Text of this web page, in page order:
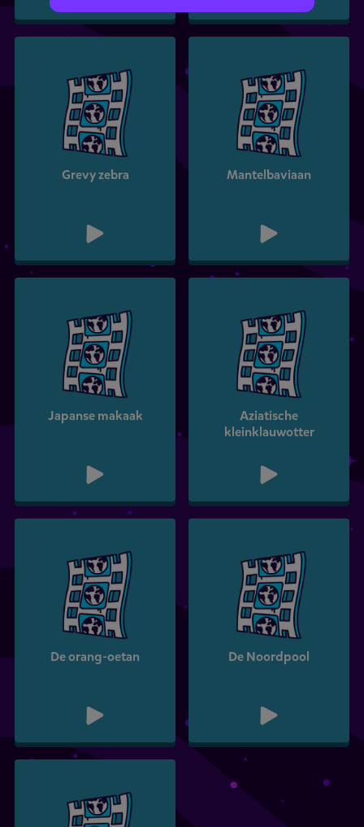
Grevy zebra Mantelbaviaan
Japanse makaak
Aziatische
kleinklauwotter
De orang-oetan De Noordpool